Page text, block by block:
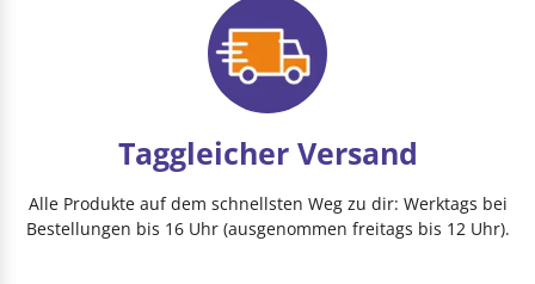
Taggleicher Versand
Alle Produkte auf dem schnellsten Weg zu dir: Werktags bei
Bestellungen bis 16 Uhr (ausgenommen freitags bis 12 Uhr).